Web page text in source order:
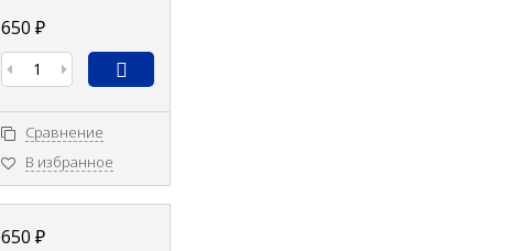
650 ₽
Сравнение
В избранное
650 ₽